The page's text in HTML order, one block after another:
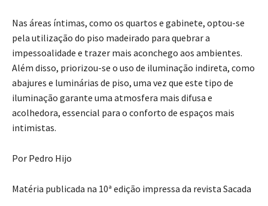
Nas áreas íntimas, como os quartos e gabinete, optou-se
pela utilização do piso madeirado para quebrar a
impessoalidade e trazer mais aconchego aos ambientes.
Além disso, priorizou-se o uso de iluminação indireta, como
abajures e luminárias de piso, uma vez que este tipo de
iluminação garante uma atmosfera mais difusa e
acolhedora, essencial para o conforto de espaços mais
intimistas.
Por Pedro Hijo
Matéria publicada na 10ª edição impressa da revista Sacada